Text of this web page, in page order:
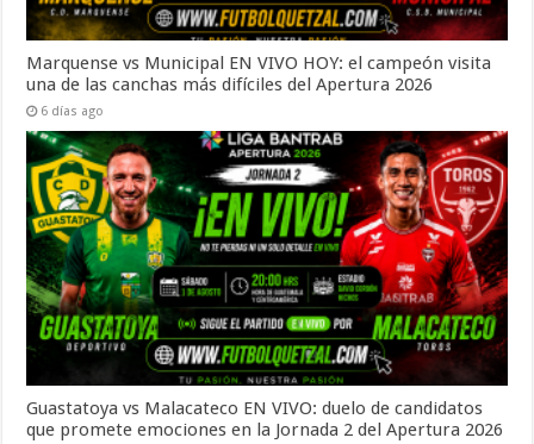
Marquense vs Municipal EN VIVO HOY: el campeón visita
una de las canchas más difíciles del Apertura 2026
6 días ago
Guastatoya vs Malacateco EN VIVO: duelo de candidatos
que promete emociones en la Jornada 2 del Apertura 2026